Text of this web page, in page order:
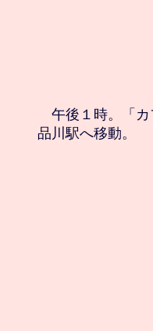
午後１時。「カ